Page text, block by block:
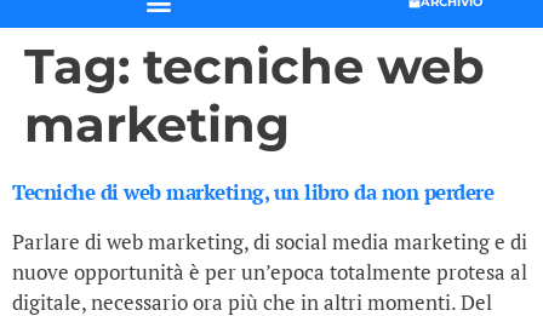
Tag: tecniche web
marketing
Tecniche di web marketing, un libro da non perdere
Parlare di web marketing, di social media marketing e di
nuove opportunità è per un’epoca totalmente protesa al
digitale, necessario ora più che in altri momenti. Del